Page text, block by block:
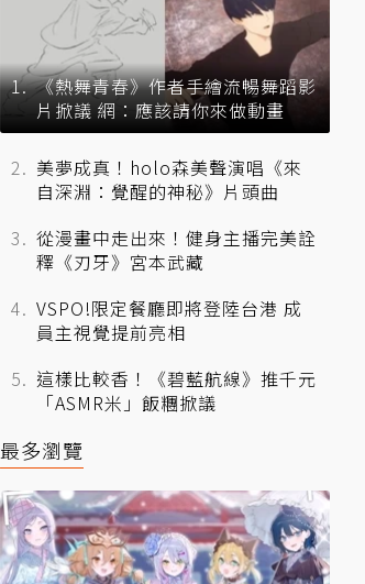
《熱舞青春》作者手繪流暢舞蹈影
片掀議 網：應該請你來做動畫
美夢成真！holo森美聲演唱《來
自深淵：覺醒的神秘》片頭曲
從漫畫中走出來！健身主播完美詮
釋《刃牙》宮本武藏
VSPO!限定餐廳即將登陸台港 成
員主視覺提前亮相
這樣比較香！《碧藍航線》推千元
「ASMR米」飯糰掀議
最多瀏覽